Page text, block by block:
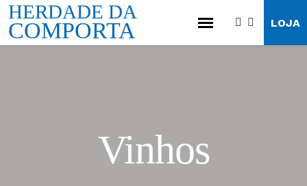
HERDADE DA
COMPORTA LOJA
Vinhos